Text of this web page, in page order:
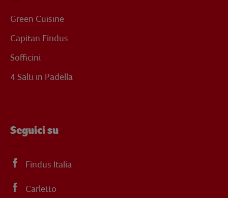
Green Cuisine
Capitan Findus
Sofficini
4 Salti in Padella
Seguici su
Findus Italia
Carletto